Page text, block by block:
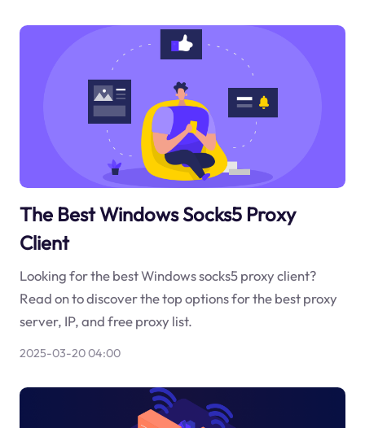
The Best Windows Socks5 Proxy
Client
Looking for the best Windows socks5 proxy client?
Read on to discover the top options for the best proxy
server, IP, and free proxy list.
2025-03-20 04:00